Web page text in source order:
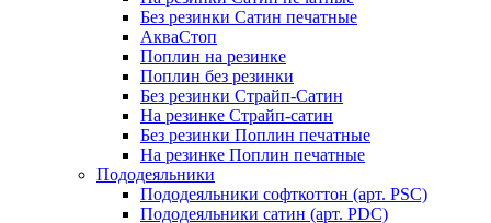
Без резинки Сатин печатные
АкваСтоп
Поплин на резинке
Поплин без резинки
Без резинки Страйп-Сатин
На резинке Страйп-сатин
Без резинки Поплин печатные
На резинке Поплин печатные
Пододеяльники
Пододеяльники софткоттон (арт. PSC)
Пододеяльники сатин (арт. PDC)